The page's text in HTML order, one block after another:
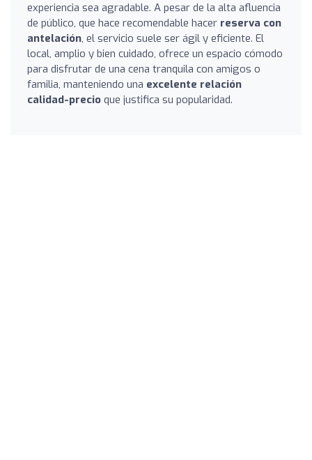
experiencia sea agradable. A pesar de la alta afluencia
de público, que hace recomendable hacer reserva con
antelación, el servicio suele ser ágil y eficiente. El
local, amplio y bien cuidado, ofrece un espacio cómodo
para disfrutar de una cena tranquila con amigos o
familia, manteniendo una excelente relación
calidad-precio que justifica su popularidad.